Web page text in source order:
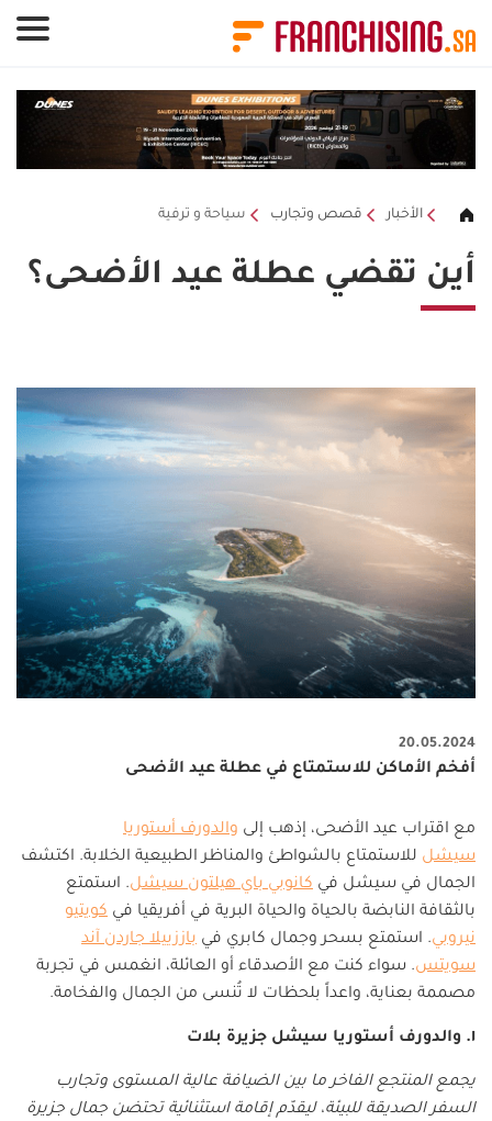
الأخبار قصص وتجارب سياحة و ترفية
أين تقضي عطلة عيد الأضحى؟
20.05.2024
أفخم الأماكن للاستمتاع في عطلة عيد الأضحى
مع اقتراب عيد الأضحى، إذهب إلى والدورف أستوريا
سيشل للاستمتاع بالشواطئ والمناظر الطبيعية الخلابة. اكتشف
الجمال في سيشل في كانوبي باي هيلتون سيشل. استمتع
بالثقافة النابضة بالحياة والحياة البرية في أفريقيا في كويتيو
نيروبي. استمتع بسحر وجمال كابري في باززييلا جاردن آند
سويتس. سواء كنت مع الأصدقاء أو العائلة، انغمس في تجربة
مصممة بعناية، واعداً بلحظات لا تُنسى من الجمال والفخامة.
١. والدورف أستوريا سيشل جزيرة بلات
يجمع المنتجع الفاخر ما بين الضيافة عالية المستوى وتجارب
السفر الصديقة للبيئة، ليقدّم إقامة استثنائية تحتضن جمال جزيرة
لوحة إدارة ملفات تعريف الارتباط